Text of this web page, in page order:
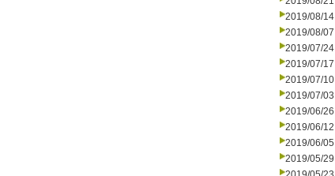
2019/08/14
2019/08/07
2019/07/24
2019/07/17
2019/07/10
2019/07/03
2019/06/26
2019/06/12
2019/06/05
2019/05/29